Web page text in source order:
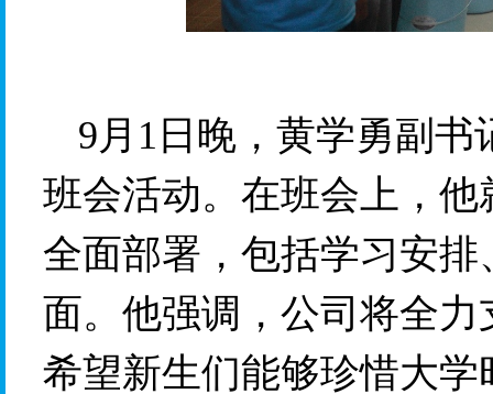
9月1日晚，黄学勇副
班会活动。在班会上，
全面部署，包括学习安
面。他强调，公司将全
希望新生们能够珍惜大